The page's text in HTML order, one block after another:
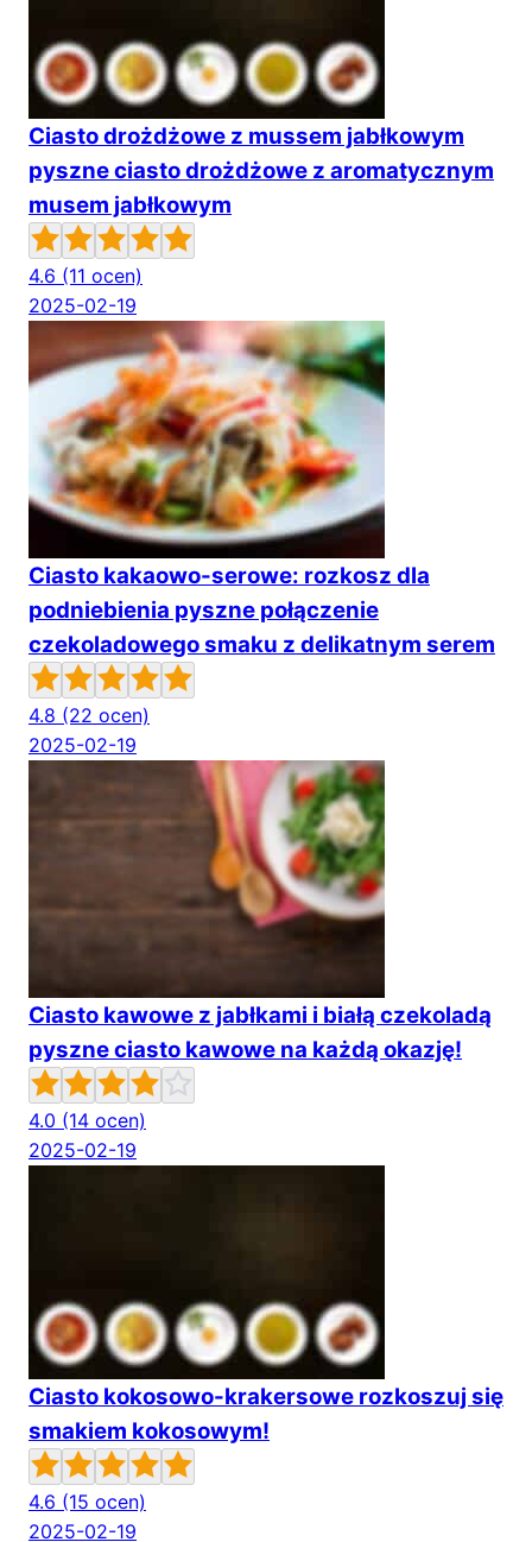
Ciasto drożdżowe z mussem jabłkowym
pyszne ciasto drożdżowe z aromatycznym
musem jabłkowym
4.6 (11 ocen)
2025-02-19
Ciasto kakaowo-serowe: rozkosz dla
podniebienia pyszne połączenie
czekoladowego smaku z delikatnym serem
4.8 (22 ocen)
2025-02-19
Ciasto kawowe z jabłkami i białą czekoladą
pyszne ciasto kawowe na każdą okazję!
4.0 (14 ocen)
2025-02-19
Ciasto kokosowo-krakersowe rozkoszuj się
smakiem kokosowym!
4.6 (15 ocen)
2025-02-19